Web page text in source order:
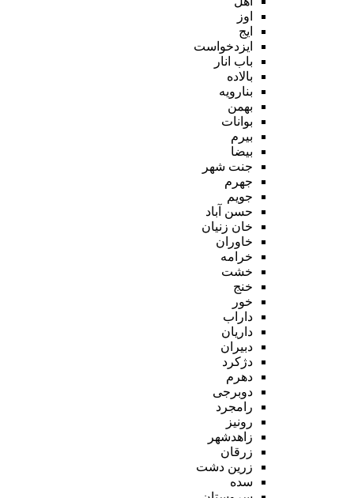
اوز
ایج
ایزدخواست
باب انار
بالاده
بنارویه
بهمن
بوانات
بیرم
بیضا
جنت شهر
جهرم
جویم
حسن آباد
خان زنیان
خاوران
خرامه
خشت
خنج
خور
داراب
داریان
دبیران
دژکرد
دهرم
دوبرجی
رامجرد
رونیز
زاهدشهر
زرقان
زرین دشت
سده